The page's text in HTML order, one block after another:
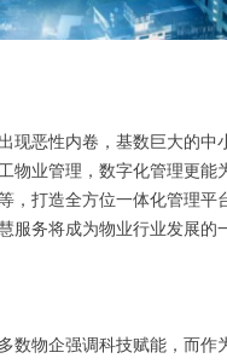
恶性内卷，基数巨大的中
物业管理，数字化管理更
，打造全方位一体化管理平
务将成为物业行业发展的
物企强调科技赋能，而作